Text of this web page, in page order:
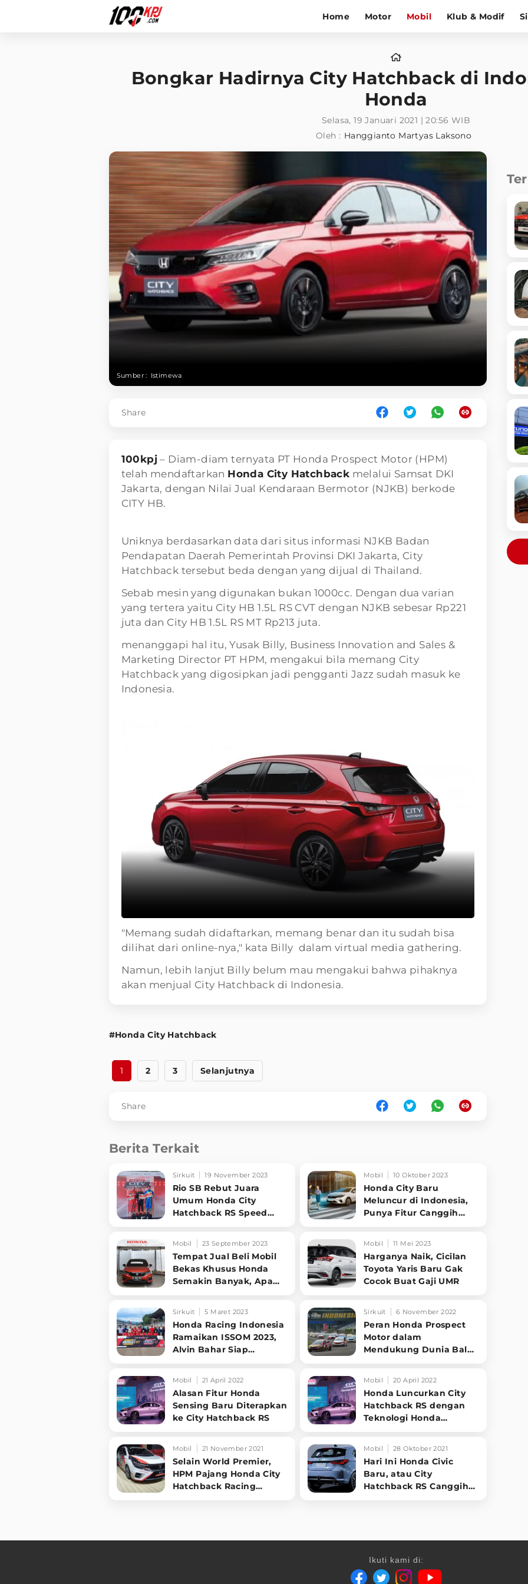
Home Motor Mobil Klub & Modif
Bongkar Hadirnya City Hatchback di
Honda
Selasa, 19 Januari 2021 | 20:56 WIB
Oleh : Hanggianto Martyas Laksono
Sumber : Istimewa
Share
100kpj– Diam-diam ternyata PT Honda Prospect Motor (HPM)
telah mendaftarkan Honda City Hatchback melalui Samsat DKI
Jakarta, dengan Nilai Jual Kendaraan Bermotor (NJKB) berkode
CITY HB.
Uniknya berdasarkan data dari situs informasi NJKB Badan
Pendapatan Daerah Pemerintah Provinsi DKI Jakarta, City
Hatchback tersebut beda dengan yang dijual di Thailand.
Sebab mesin yang digunakan bukan 1000cc. Dengan dua varian
yang tertera yaitu City HB 1.5L RS CVT dengan NJKB sebesar Rp221
juta dan City HB 1.5L RS MT Rp213 juta.
menanggapi hal itu, Yusak Billy, Business Innovation and Sales &
Marketing Director PT HPM, mengakui bila memang City
Hatchback yang digosipkan jadi pengganti Jazz sudah masuk ke
Indonesia.
"Memang sudah didaftarkan, memang benar dan itu sudah bisa
dilihat dari online-nya," kata Billy dalam virtual media gathering.
Namun, lebih lanjut Billy belum mau mengakui bahwa pihaknya
akan menjual City Hatchback di Indonesia.
#Honda City Hatchback
1 2 3 Selanjutnya
Share
Berita Terkait
Sirkuit 19 November 2023
Rio SB Rebut Juara
Umum Honda City
Hatchback RS Speed
Mobil 10 Oktober 2023
Honda City Baru
Meluncur di Indonesia,
Punya Fitur Canggih
Mobil 23 September 2023
Tempat Jual Beli Mobil
Bekas Khusus Honda
Semakin Banyak, Apa
Mobil 11 Mei 2023
Harganya Naik, Cicilan
Toyota Yaris Baru Gak
Cocok Buat Gaji UMR
Sirkuit 5 Maret 2023
Honda Racing Indonesia
Ramaikan ISSOM 2023,
Alvin Bahar Siap
Sirkuit 6 November 2022
Peran Honda Prospect
Motor dalam
Mendukung Dunia Balap
Mobil 21 April 2022
Alasan Fitur Honda
Sensing Baru Diterapkan
ke City Hatchback RS
Mobil 20 April 2022
Honda Luncurkan City
Hatchback RS dengan
Teknologi Honda
Mobil 21 November 2021
Selain World Premier,
HPM Pajang Honda City
Hatchback Racing
Mobil 28 Oktober 2021
Hari Ini Honda Civic
Baru, atau City
Hatchback RS Canggih
Ikuti kami di: